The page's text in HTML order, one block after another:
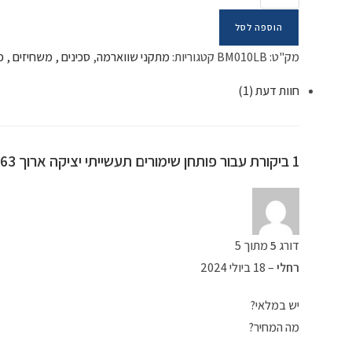
הוספה לסל
מק"ט:BM010LB קטגוריות:מתקני שווארמה,סכינים , משחיזים ,
חוות דעת (1)
1 ביקורת עבור פותחן שימורים תעשייתי יציקה ארוך 63 ס"מ מקצועי מחוזק ת.ארה"ב
דורג5מתוך 5
רחלי–18 ביולי 2024
יש במלאי?
מה המחיר?